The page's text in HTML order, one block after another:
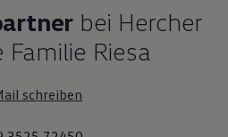
bei Hercher
Familie Riesa
schreiben